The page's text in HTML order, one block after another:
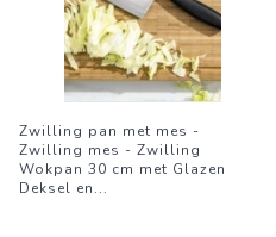
Zwilling pan met mes -
Zwilling mes - Zwilling
Wokpan 30 cm met Glazen
Deksel en...